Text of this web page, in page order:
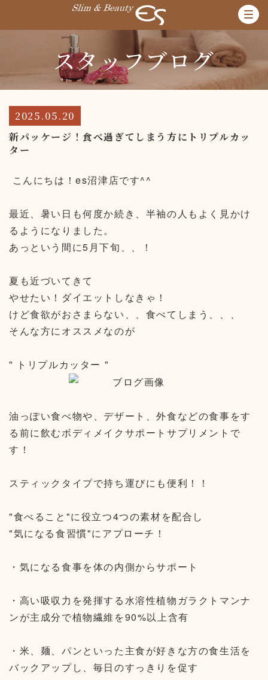
スタッフブログ
2025.05.20
新パッケージ！食べ過ぎてしまう方にトリプルカッ
ター
こんにちは！es沼津店です^^
最近、暑い日も何度か続き、半袖の人もよく見かけ
るようになりました。
あっという間に5月下旬、、！
夏も近づいてきて
やせたい！ダイエットしなきゃ！
けど食欲がおさまらない、、食べてしまう、、、
そんな方にオススメなのが
" トリプルカッター "
油っぽい食べ物や、デザート、外食などの食事をす
る前に飲むボディメイクサポートサプリメントで
す！
スティックタイプで持ち運びにも便利！！
"食べること"に役立つ4つの素材を配合し
"気になる食習慣"にアプローチ！
・気になる食事を体の内側からサポート
・高い吸収力を発揮する水溶性植物ガラクトマンナ
ンが主成分で植物繊維を90%以上含有
・米、麺、パンといった主食が好きな方の食生活を
バックアップし、毎日のすっきりを促す